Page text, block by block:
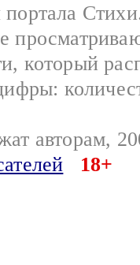
который
авторам,
18+